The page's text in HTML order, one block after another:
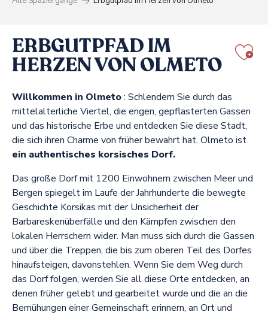
ERBGUTPFAD IM
HERZEN VON OLMETO
Willkommen in Olmeto: Schlendern Sie durch das
mittelalterliche Viertel, die engen, gepflasterten Gassen
und das historische Erbe und entdecken Sie diese Stadt,
die sich ihren Charme von früher bewahrt hat. Olmeto ist
ein authentisches korsisches Dorf.
Das große Dorf mit 1200 Einwohnern zwischen Meer und
Bergen spiegelt im Laufe der Jahrhunderte die bewegte
Geschichte Korsikas mit der Unsicherheit der
Barbareskenüberfälle und den Kämpfen zwischen den
lokalen Herrschern wider. Man muss sich durch die Gassen
und über die Treppen, die bis zum oberen Teil des Dorfes
hinaufsteigen, davonstehlen. Wenn Sie dem Weg durch
das Dorf folgen, werden Sie all diese Orte entdecken, an
denen früher gelebt und gearbeitet wurde und die an die
Bemühungen einer Gemeinschaft erinnern, an Ort und